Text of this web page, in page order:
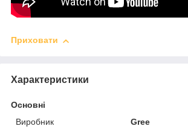
Приховати
Характеристики
Основні
Виробник
Gree